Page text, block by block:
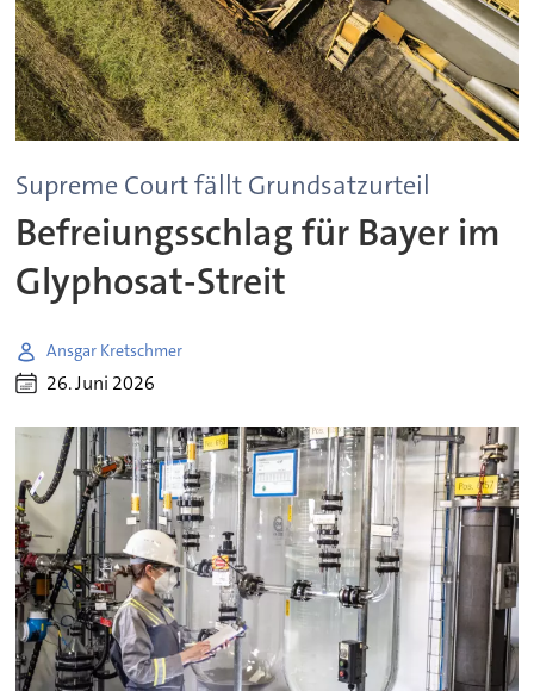
Supreme Court fällt Grundsatzurteil
Befreiungsschlag für Bayer im
Glyphosat-Streit
Ansgar Kretschmer
26. Juni 2026